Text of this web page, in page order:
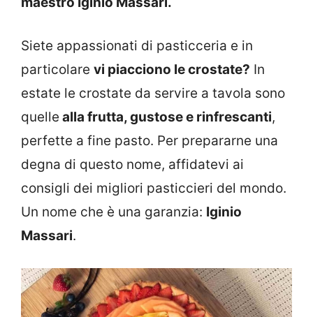
Siete appassionati di pasticceria e in
particolare vi piacciono le crostate? In
estate le crostate da servire a tavola sono
quelle alla frutta, gustose e rinfrescanti,
perfette a fine pasto. Per prepararne una
degna di questo nome, affidatevi ai
consigli dei migliori pasticcieri del mondo.
Un nome che è una garanzia: Iginio
Massari.